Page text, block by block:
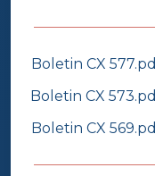
Boletin CX
Boletin CX
Boletin CX